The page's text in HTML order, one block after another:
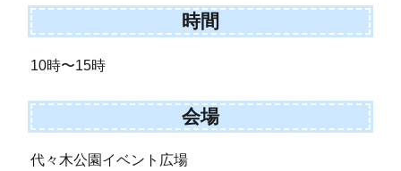
時間
10時〜15時
会場
代々木公園イベント広場